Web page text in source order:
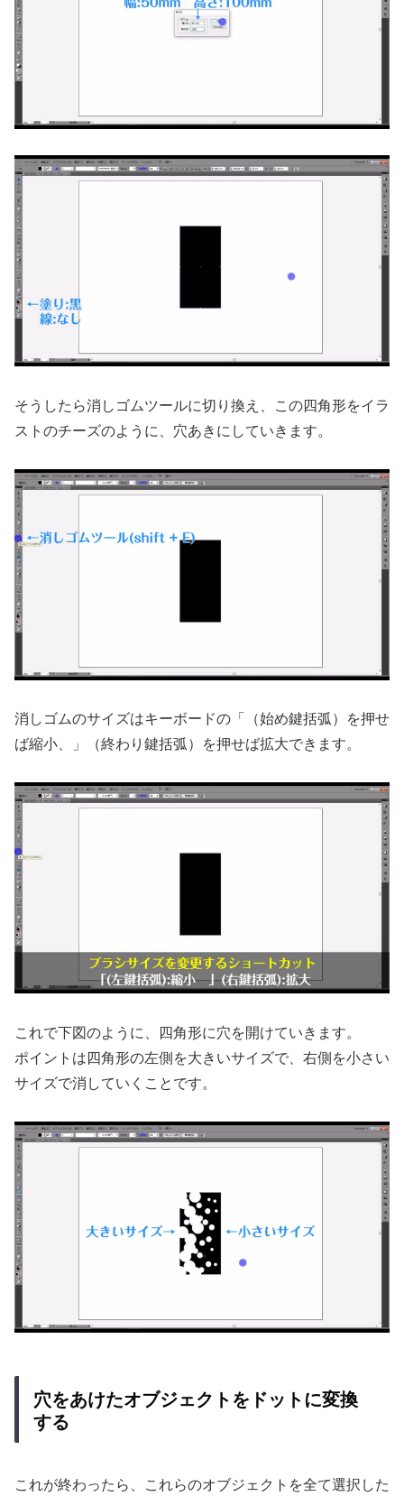
そうしたら消しゴムツールに切り換え、この四角形をイラ
ストのチーズのように、穴あきにしていきます。
消しゴムのサイズはキーボードの「（始め鍵括弧）を押せ
ば縮小、」（終わり鍵括弧）を押せば拡大できます。
これで下図のように、四角形に穴を開けていきます。
ポイントは四角形の左側を大きいサイズで、右側を小さい
サイズで消していくことです。
穴をあけたオブジェクトをドットに変換
する
これが終わったら、これらのオブジェクトを全て選択した